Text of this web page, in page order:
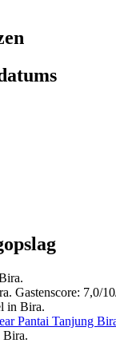
Gastenscore: 7,0/
in Bira.
Pantai Tanjung
Bira.